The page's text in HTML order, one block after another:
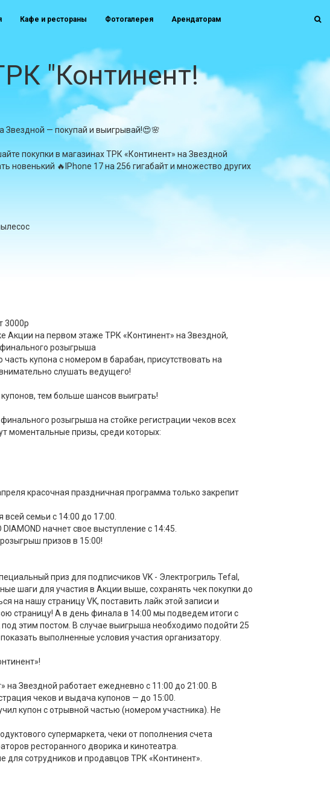
Кафе и рестораны Фотогалерея Арендаторам
"Континент!
Звездной — покупай и выигрывай!😍🌸
покупки в магазинах ТРК «Континент» на Звездной
новенький 🔥IPhone 17 на 256 гигабайт и множество других
3000р
Акции на первом этаже ТРК «Континент» на Звездной,
розыгрыша
купона с номером в барабан, присутствовать на
слушать ведущего!
тем больше шансов выиграть!
розыгрыша на стойке регистрации чеков всех
моментальные призы, среди которых:
красочная праздничная программа только закрепит
семьи с 14:00 до 17:00.
начнет свое выступление с 14:45.
призов в 15:00!
приз для подписчиков VK - Электрогриль Tefal,
шаги для участия в Акции выше, сохранять чек покупки до
на нашу страницу VK, поставить лайк этой записи и
страницу! А в день финала в 14:00 мы подведем итоги с
этим постом. В случае выигрыша необходимо подойти 25
выполненные условия участия организатору.
на Звездной работает ежедневно с 11:00 до 21:00. В
чеков и выдача купонов — до 15:00.
купон с отрывной частью (номером участника). Не
супермаркета, чеки от пополнения счета
ресторанного дворика и кинотеатра.
для сотрудников и продавцов ТРК «Континент».